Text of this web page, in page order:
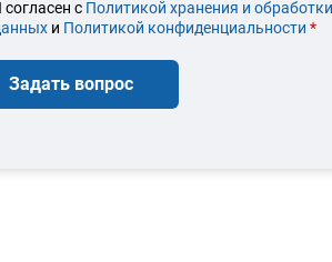
согласен с Политикой хранения и
и Политикой конфиденциальности *
Задать вопрос